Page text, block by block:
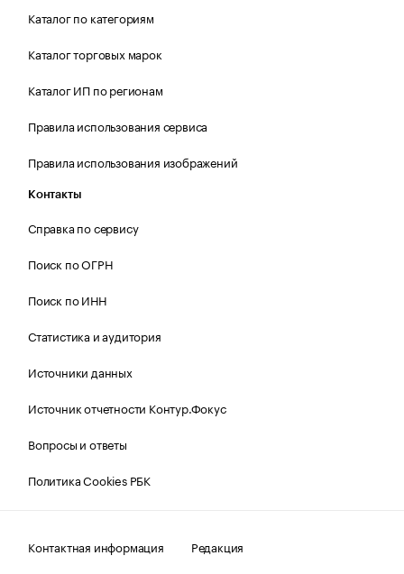
Каталог по категориям
Каталог торговых марок
Каталог ИП по регионам
Правила использования сервиса
Правила использования изображений
Контакты
Справка по сервису
Поиск по ОГРН
Поиск по ИНН
Статистика и аудитория
Источники данных
Источник отчетности Контур.Фокус
Вопросы и ответы
Политика Cookies РБК
Контактная информация
Редакция